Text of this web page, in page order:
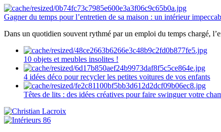
Gagner du temps pour l’entretien de sa maison : un intérieur
Dans un quotidien souvent rythmé par un emploi du temps chargé,
10 objets et meubles insolites !
4 idées déco pour recycler les petites voitures de vos enfants
Têtes de lits : des idées créatives pour faire swinguer votre